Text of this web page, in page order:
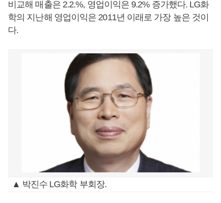
비교해 매출은 2.2.%, 영업이익은 9.2% 증가했다. LG화
학의 지난해 영업이익은 2011년 이래로 가장 높은 것이
다.
▲ 박진수 LG화학 부회장.